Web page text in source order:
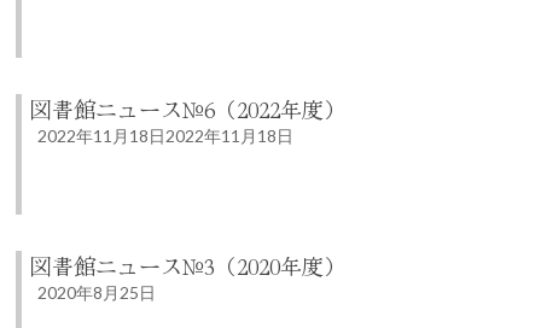
図書館ニュース№6（2022年度）
2022年11月18日2022年11月18日
図書館ニュース№3（2020年度）
2020年8月25日